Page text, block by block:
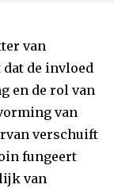
van
de invloed
en de rol van
van
verschuift
fungeert
van